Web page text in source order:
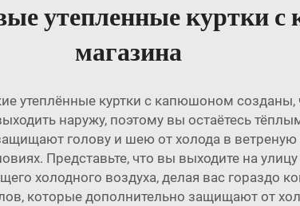
утепленные куртки
магазина
утеплённые куртки с капюшоном
наружу, поэтому вы остаётесь
голову и шею от холода в ветреную
Представьте, что вы выходите на
холодного воздуха, делая вас гораздо
которые дополнительно защищают от